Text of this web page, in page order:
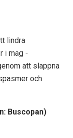
lindra
i mag -
att slappna
och
Buscopan)